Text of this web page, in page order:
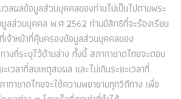
วลผลข้อมูลส่วนบุคคลของท่านไม่เป็นไปตามพระ
ส่วนบุคคล พ.ศ.2562 ท่านมีสิทธิที่จะร้องเรียน
จ้าหน้าที่คุ้มครองข้อมูลส่วนบุคคลของ
างที่ระบุไว้ด้านล่าง ทั้งนี้ สภากาชาดไทยจะตอบ
เวลาที่สมเหตุสมผล และไม่เกินระยะเวลาที่
กาชาดไทยจะใช้ความพยายามทุกวิถีทาง เพื่อ